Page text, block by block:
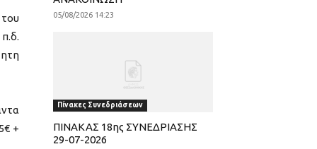
+
05/08/2026 14:23
Πίνακες Συνεδριάσεων
ΠΙΝΑΚΑΣ 18ης ΣΥΝΕΔΡΙΑΣΗΣ
29-07-2026